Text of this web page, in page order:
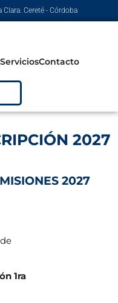
Clara. Cereté - Córdoba
ServiciosContacto
2027
2027
1ra